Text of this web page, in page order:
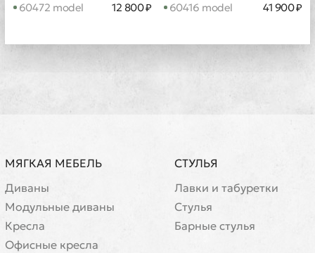
60472 model 12 800 ₽ 60416 model 41 900 ₽
МЯГКАЯ МЕБЕЛЬ
Диваны
Модульные диваны
Кресла
Офисные кресла
СТУЛЬЯ
Лавки и табуретки
Стулья
Барные стулья